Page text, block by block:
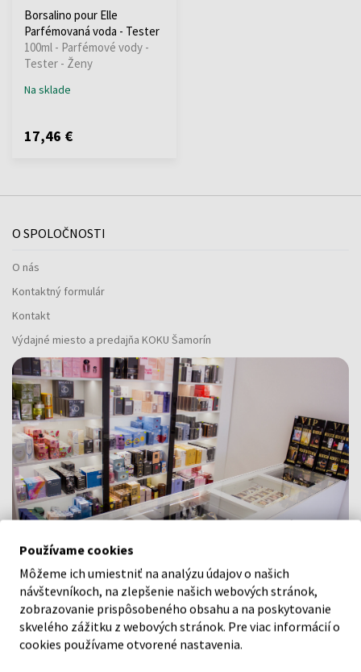
Borsalino pour Elle
Parfémovaná voda - Tester
100ml - Parfémové vody -
Tester - Ženy
Na sklade
17,46 €
O SPOLOČNOSTI
O nás
Kontaktný formulár
Kontakt
Výdajné miesto a predajňa KOKU Šamorín
Navštívte našu predajňu v Šamoríne
Po - Pi: 8:00 - 16:00
Na Bratislavskej 64/76, Šamorín, 931 01
Používame cookies
Môžeme ich umiestniť na analýzu údajov o našich
návštevníkoch, na zlepšenie našich webových stránok,
zobrazovanie prispôsobeného obsahu a na poskytovanie
skvelého zážitku z webových stránok. Pre viac informácií o
cookies používame otvorené nastavenia.